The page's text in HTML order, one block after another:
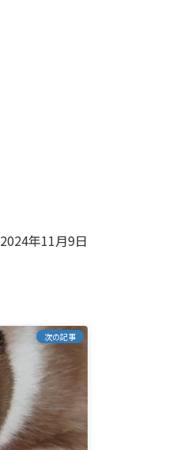
2024年11月9日
次の記事